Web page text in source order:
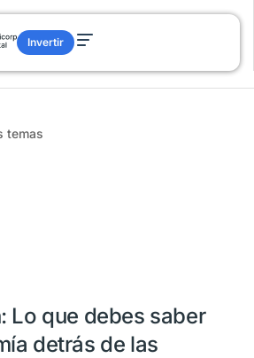
Invertir
temas
Lo que debes saber
detrás de las